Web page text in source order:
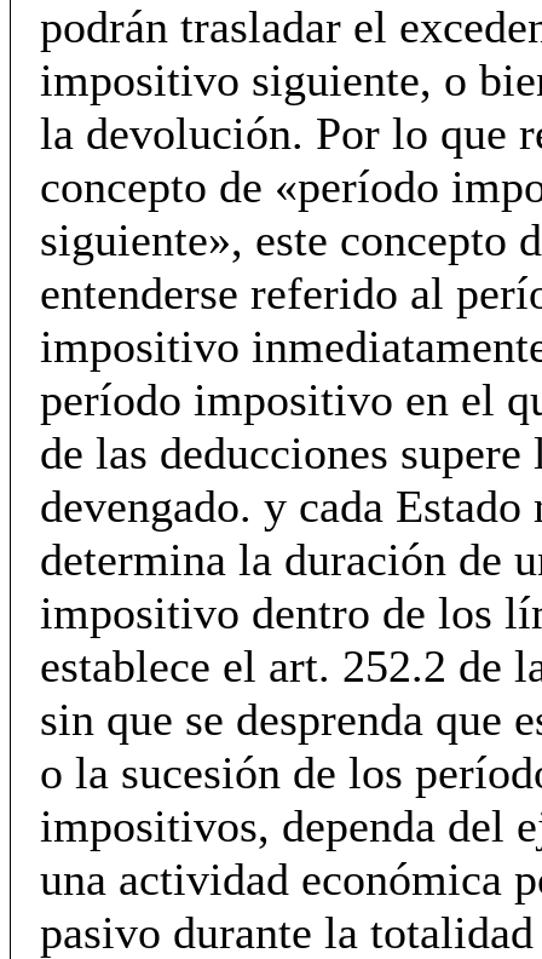
podrán trasladar el
impositivo siguiente, o
la devolución. Por lo que
concepto de «período
siguiente», este concepto
entenderse referido al
impositivo
período impositivo en el
de las deducciones
devengado. y cada
determina la duración de
impositivo dentro de los
establece el art. 252.2 de
sin que se desprenda que
o la sucesión de los
impositivos, dependa del
una actividad económica
pasivo durante la